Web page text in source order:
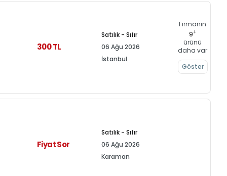
300 TL
Satılık - Sıfır
06 Ağu 2026
İstanbul
Firmanın
9+
ürünü
daha var
Göster
Fiyat Sor
Satılık - Sıfır
06 Ağu 2026
Karaman